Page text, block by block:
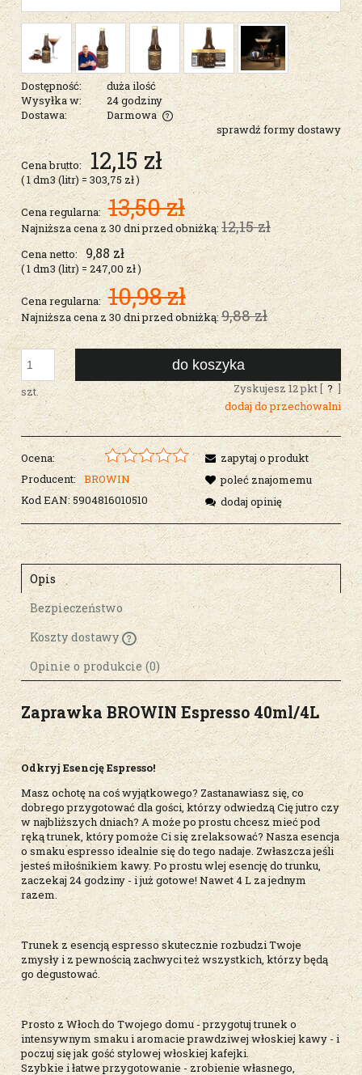
Dostępność:
duża ilość
Wysyłka w:
24 godziny
Dostawa:
Darmowa
Cena nie zawiera ewentualnych kosztów płatności
sprawdź formy dostawy
Cena brutto: 12,15 zł
( 1dm3 (litr) = 303,75 zł)
Cena regularna: 13,50 zł
Najniższa cena z 30 dni przed obniżką: 12,15 zł
Cena netto: 9,88 zł
( 1dm3 (litr) = 247,00 zł)
Cena regularna: 10,98 zł
Najniższa cena z 30 dni przed obniżką: 9,88 zł
szt.
do koszyka
Zyskujesz 12pkt [ ? ]
dodaj do przechowalni
Ocena:
Producent:
BROWIN
Kod EAN: 5904816010510
zapytaj o produkt
poleć znajomemu
dodaj opinię
Opis
Bezpieczeństwo
Koszty dostawy
Cena nie zawiera ewentualnych kosztów
płatności
Opinie o produkcie (0)
Zaprawka BROWIN Espresso 40ml/4L
Odkryj Esencję Espresso!
Masz ochotę na coś wyjątkowego? Zastanawiasz się, co
dobrego przygotować dla gości, którzy odwiedzą Cię jutro czy
w najbliższych dniach? A może po prostu chcesz mieć pod
ręką trunek, który pomoże Ci się zrelaksować? Nasza esencja
o smaku espresso idealnie się do tego nadaje. Zwłaszcza jeśli
jesteś miłośnikiem kawy. Po prostu wlej esencję do trunku,
zaczekaj 24 godziny - i już gotowe! Nawet 4 L za jednym
razem.
Trunek z esencją espresso skutecznie rozbudzi Twoje
zmysły i z pewnością zachwyci też wszystkich, którzy będą
go degustować.
Prosto z Włoch do Twojego domu - przygotuj trunek o
intensywnym smaku i aromacie prawdziwej włoskiej kawy - i
poczuj się jak gość stylowej włoskiej kafejki.
Szybkie i łatwe przygotowanie - zrobienie własnego,